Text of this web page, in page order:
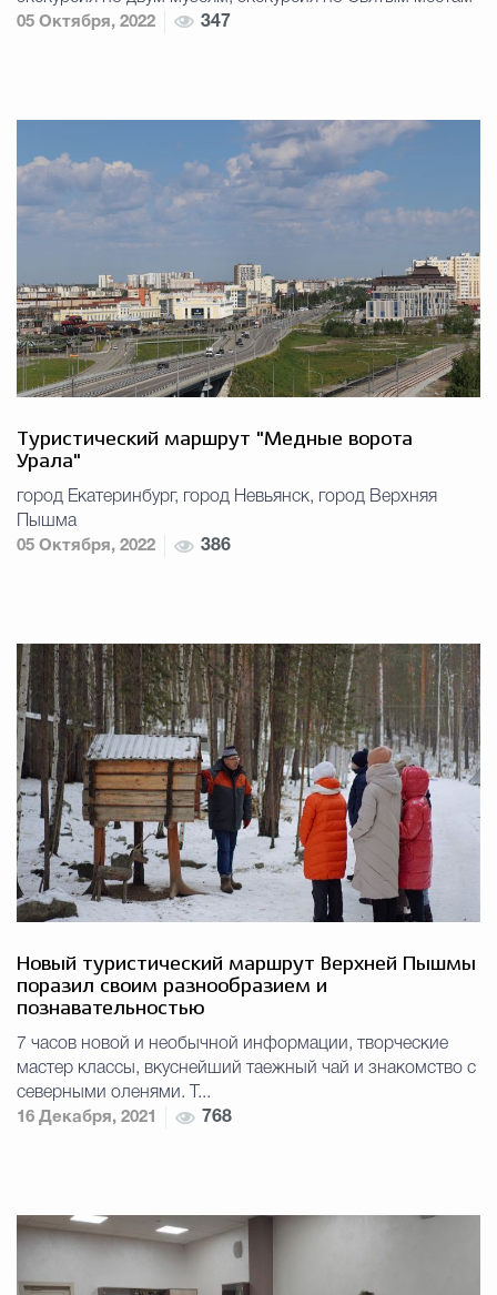
05 Октября, 2022
347
Туристический маршрут "Медные ворота
Урала"
город Екатеринбург, город Невьянск, город Верхняя
Пышма
05 Октября, 2022
386
Новый туристический маршрут Верхней Пышмы
поразил своим разнообразием и
познавательностью
7 часов новой и необычной информации, творческие
мастер классы, вкуснейший таежный чай и знакомство с
северными оленями. Т...
16 Декабря, 2021
768